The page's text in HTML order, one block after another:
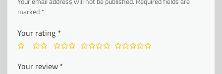
marked*
Your rating*
Your review*